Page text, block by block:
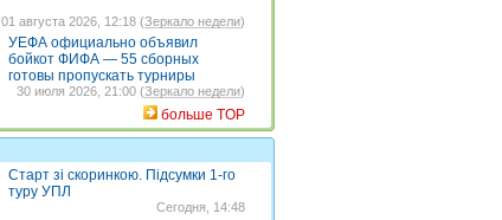
01 августа 2026, 12:18 (Зеркало недели)
УЕФА официально объявил
бойкот ФИФА — 55 сборных
готовы пропускать турниры
30 июля 2026, 21:00 (Зеркало недели)
больше TOP
Старт зі скоринкою. Підсумки 1-го
туру УПЛ
Сегодня, 14:48